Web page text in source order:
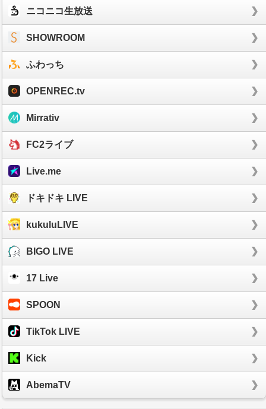
ニコニコ生放送
SHOWROOM
ふわっち
OPENREC.tv
Mirrativ
FC2ライブ
Live.me
ドキドキ LIVE
kukuluLIVE
BIGO LIVE
17 Live
SPOON
TikTok LIVE
Kick
AbemaTV